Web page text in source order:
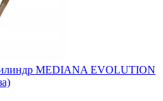
MEDIANA EVOLUTION